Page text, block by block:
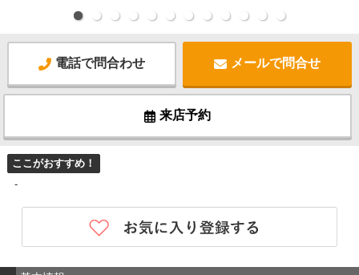
電話で問合わせ メールで問合せ
来店予約
ここがおすすめ！
-